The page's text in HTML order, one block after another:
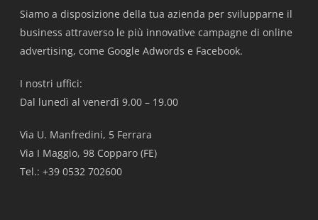
Siamo a disposizione della tua azienda per svilupparne il
business attraverso le più innovative campagne di online
advertising, come Google Adwords e Facebook.
I nostri uffici:
Dal lunedì al venerdì 9.00 – 19.00
Via U. Manfredini, 5 Ferrara
Via I Maggio, 98 Copparo (FE)
Tel.: +39 0532 702600